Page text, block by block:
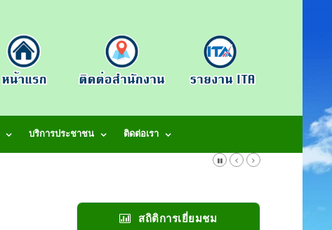
บริการประชาชน ติดต่อเรา
สถิติการเยี่ยมชม